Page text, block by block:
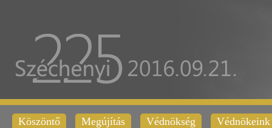
Köszöntő Megújítás Védnökség Védnökeink